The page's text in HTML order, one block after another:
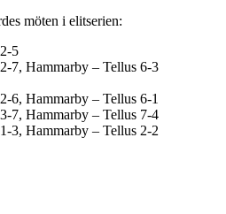
möten i elitserien:
5
7, Hammarby – Tellus 6-3
6, Hammarby – Tellus 6-1
7, Hammarby – Tellus 7-4
3, Hammarby – Tellus 2-2